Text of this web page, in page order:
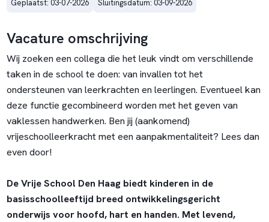
Geplaatst: 03-07-2026
Sluitingsdatum: 03-09-2026
Vacature omschrijving
Wij zoeken een collega die het leuk vindt om verschillende
taken in de school te doen: van invallen tot het
ondersteunen van leerkrachten en leerlingen. Eventueel kan
deze functie gecombineerd worden met het geven van
vaklessen handwerken. Ben jij (aankomend)
vrijeschoolleerkracht met een aanpakmentaliteit? Lees dan
even door!
De Vrije School Den Haag biedt kinderen in de
basisschoolleeftijd breed ontwikkelingsgericht
onderwijs voor hoofd, hart en handen. Met levend,